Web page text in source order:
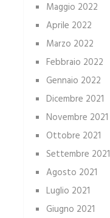
Maggio 2022
Aprile 2022
Marzo 2022
Febbraio 2022
Gennaio 2022
Dicembre 2021
Novembre 2021
Ottobre 2021
Settembre 2021
Agosto 2021
Luglio 2021
Giugno 2021